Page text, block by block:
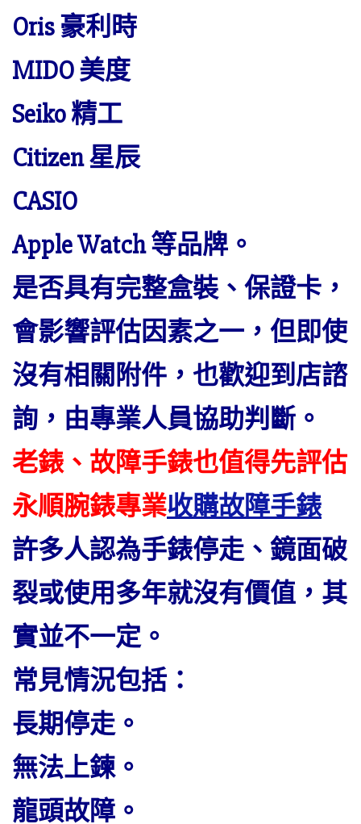
Oris 豪利時
MIDO 美度
Seiko 精工
Citizen 星辰
CASIO
Apple Watch 等品牌。
是否具有完整盒裝、保證卡，
會影響評估因素之一，但即使
沒有相關附件，也歡迎到店諮
詢，由專業人員協助判斷。
老錶、故障手錶也值得先評估
永順腕錶專業收購故障手錶
許多人認為手錶停走、鏡面破
裂或使用多年就沒有價值，其
實並不一定。
常見情況包括：
長期停走。
無法上鍊。
龍頭故障。